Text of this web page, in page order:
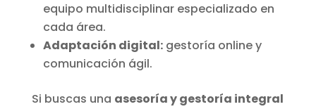
equipo multidisciplinar especializado en
cada área.
Adaptación digital:gestoría online y
comunicación ágil.
Si buscas una asesoría y gestoría integral